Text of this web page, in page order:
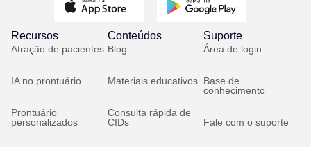
Recursos
Atração de pacientes
IA no prontuário
Prontuário
personalizados
Conteúdos
Blog
Materiais educativos
Consulta rápida de
CIDs
Suporte
Área de login
Base de
conhecimento
Fale com o suporte